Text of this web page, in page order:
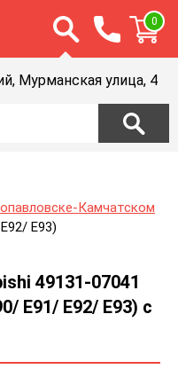
Открыть строку
0
Мурманская улица, 4
Камчатском
E93)
49131-07041
E91/ E92/ E93) с